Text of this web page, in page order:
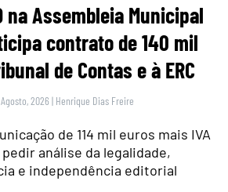
na Assembleia Municipal
contrato de 140 mil
de Contas e à ERC
2026 | Henrique Dias Freire
de 114 mil euros mais IVA
pedir análise da legalidade,
e independência editorial